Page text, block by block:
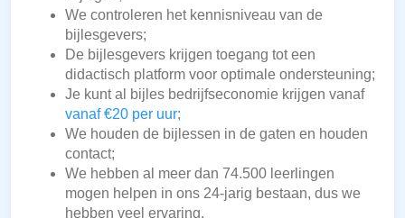
We controleren het kennisniveau van de
bijlesgevers;
De bijlesgevers krijgen toegang tot een
didactisch platform voor optimale ondersteuning;
Je kunt al bijles bedrijfseconomie krijgen vanaf
vanaf €20 per uur;
We houden de bijlessen in de gaten en houden
contact;
We hebben al meer dan 74.500 leerlingen
mogen helpen in ons 24-jarig bestaan, dus we
hebben veel ervaring.